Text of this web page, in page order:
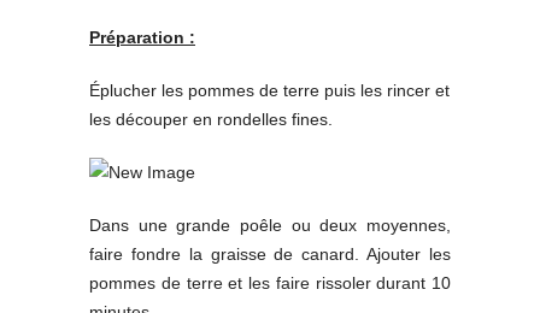
Préparation :
Éplucher les pommes de terre puis les rincer et
les découper en rondelles fines.
Dans une grande poêle ou deux moyennes,
faire fondre la graisse de canard. Ajouter les
pommes de terre et les faire rissoler durant 10